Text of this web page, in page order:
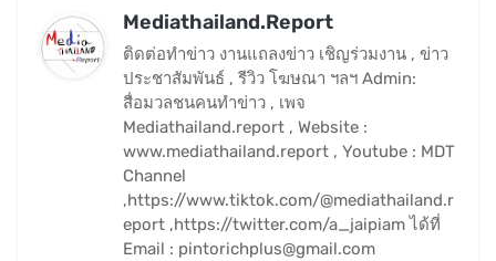
Mediathailand.Report
ติดต่อทำข่าว งานแถลงข่าว เชิญร่วมงาน , ข่าว
ประชาสัมพันธ์ , รีวิว โฆษณา ฯลฯ Admin:
สื่อมวลชนคนทำข่าว , เพจ
Mediathailand.report , Website :
www.mediathailand.report , Youtube : MDT
Channel
,https://www.tiktok.com/@mediathailand.r
eport ,https://twitter.com/a_jaipiam ได้ที่
Email : pintorichplus@gmail.com